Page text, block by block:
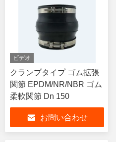
ビデオ
クランプタイプ ゴム拡張
関節 EPDM/NR/NBR ゴム
柔軟関節 Dn 150
お問い合わせ